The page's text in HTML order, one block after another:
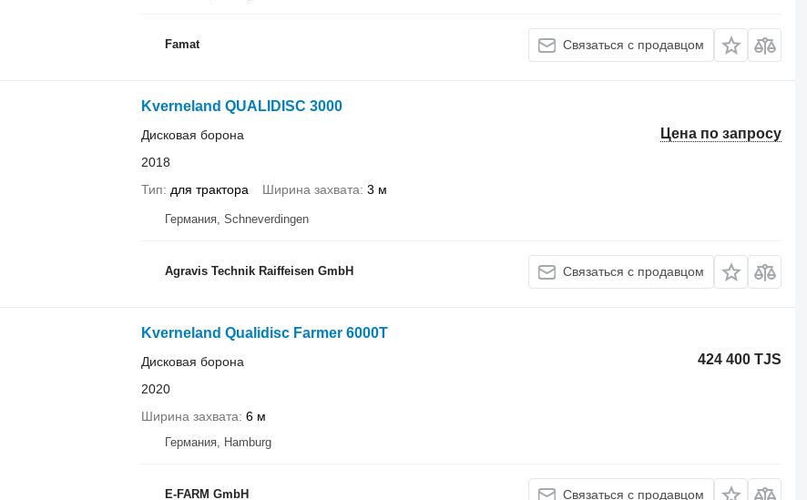
Famat Связаться с продавцом
Kverneland QUALIDISC 3000
Цена по запросу
Дисковая борона
2018
Тип
для трактора Ширина захвата 3 м
Германия, Schneverdingen
Agravis Technik Raiffeisen GmbH Связаться с продавцом
Kverneland Qualidisc Farmer 6000T
424 400 TJS
Дисковая борона
2020
Ширина захвата 6 м
Германия, Hamburg
E-FARM GmbH Связаться с продавцом